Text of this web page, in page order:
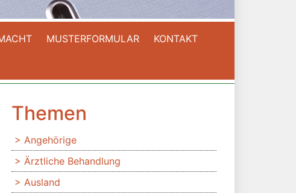
MUSTERFORMULAR
KONTAKT
Themen
Angehörige
Ärztliche Behandlung
Ausland